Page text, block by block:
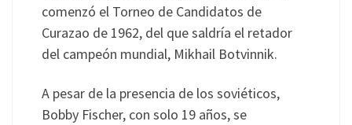
comenzó el Torneo de Candidatos de
Curazao de 1962, del que saldría el retador
del campeón mundial, Mikhail Botvinnik.
A pesar de la presencia de los soviéticos,
Bobby Fischer, con solo 19 años, se